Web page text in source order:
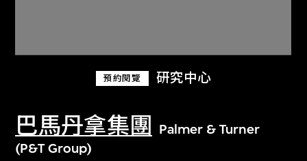
預約閱覽 研究中心
巴馬丹拿集團
Palmer & Turner
(P&T Group)
關於M+藏品
探索世界頂級的二十及二十一世紀視覺
文化藏品。